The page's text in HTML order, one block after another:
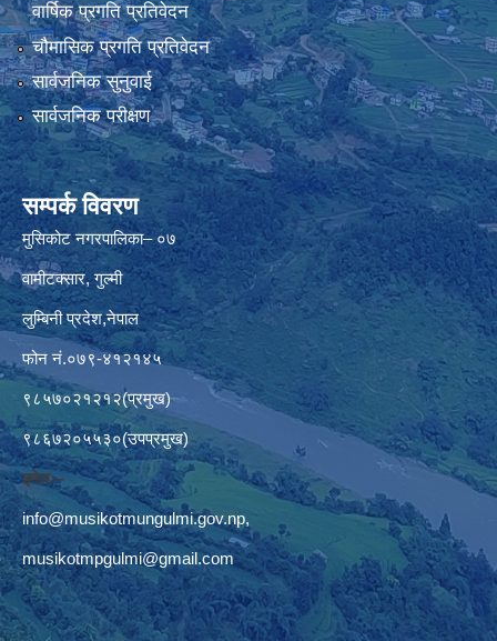
वार्षिक प्रगति प्रतिवेदन
चौमासिक प्रगति प्रतिवेदन
सार्वजनिक सुनुवाई
सार्वजनिक परीक्षण
सम्पर्क विवरण
मुसिकोट नगरपालिका– ०७
वामीटक्सार, गुल्मी
लुम्बिनी प्रदेश,नेपाल
फोन नं.०७९-४१२१४५
९८५७०२१२१२(प्रमुख)
९८६७२०५५३०(उपप्रमुख)
इमेलः–
info@musikotmungulmi.gov.np,
musikotmpgulmi@gmail.com